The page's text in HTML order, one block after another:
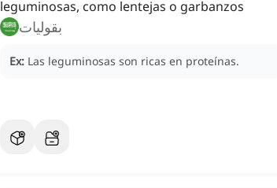
leguminosas, como lentejas o garbanzos
بقوليات
Ex: Las leguminosas son ricas en proteínas.